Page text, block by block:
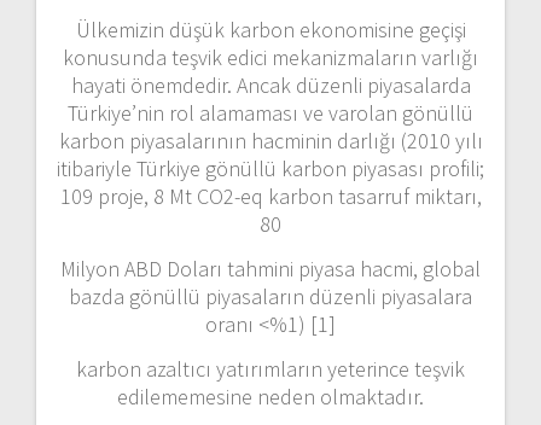
Ülkemizin düşük karbon ekonomisine geçişi
konusunda teşvik edici mekanizmaların varlığı
hayati önemdedir. Ancak düzenli piyasalarda
Türkiye’nin rol alamaması ve varolan gönüllü
karbon piyasalarının hacminin darlığı (2010 yılı
itibariyle Türkiye gönüllü karbon piyasası profili;
109 proje, 8 Mt CO2-eq karbon tasarruf miktarı,
80
Milyon ABD Doları tahmini piyasa hacmi, global
bazda gönüllü piyasaların düzenli piyasalara
oranı <%1) [1]
karbon azaltıcı yatırımların yeterince teşvik
edilememesine neden olmaktadır.